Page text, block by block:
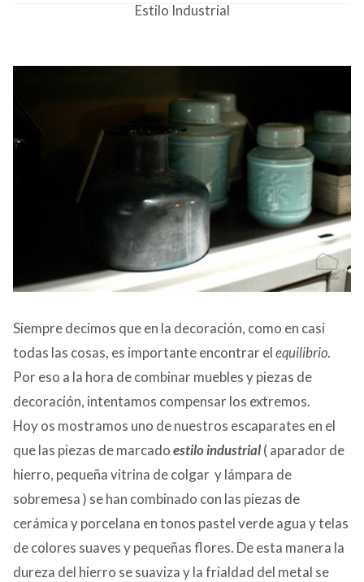
Estilo Industrial
Siempre decimos que en la decoración, como en casi
todas las cosas, es importante encontrar elequilibrio.
Por eso a la hora de combinar muebles y piezas de
decoración, intentamos compensar los extremos.
Hoy os mostramos uno de nuestros escaparates en el
que las piezas de marcadoestilo industrial( aparador de
hierro, pequeña vitrina de colgar y lámpara de
sobremesa ) se han combinado con las piezas de
cerámica y porcelana en tonos pastel verde agua y telas
de colores suaves y pequeñas flores. De esta manera la
dureza del hierro se suaviza y la frialdad del metal se